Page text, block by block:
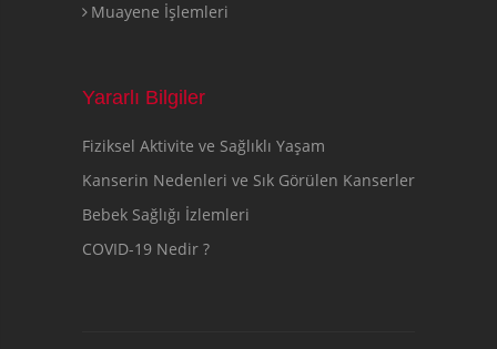
Muayene İşlemleri
Yararlı Bilgiler
Fiziksel Aktivite ve Sağlıklı Yaşam
Kanserin Nedenleri ve Sık Görülen Kanserler
Bebek Sağlığı İzlemleri
COVID-19 Nedir ?